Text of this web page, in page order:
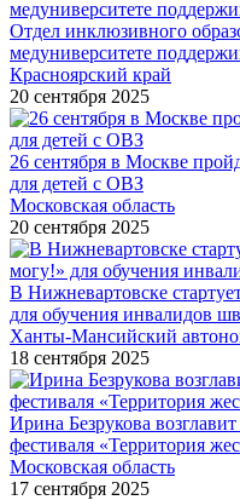
Отдел инклюзивного
медуниверситете
Красноярский край
20 сентября 2025
26 сентября в Москве
для детей с ОВЗ
Московская область
20 сентября 2025
В Нижневартовске
для обучения инвалидов
Ханты-Мансийский
18 сентября 2025
Ирина Безрукова
фестиваля «Территория
Московская область
17 сентября 2025